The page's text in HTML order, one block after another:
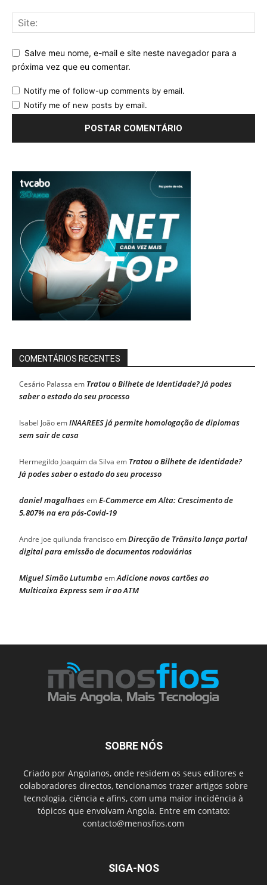
Salve meu nome, e-mail e site neste navegador para a
próxima vez que eu comentar.
Notify me of follow-up comments by email.
Notify me of new posts by email.
COMENTÁRIOS RECENTES
Cesário Palassa em Tratou o Bilhete de Identidade? Já podes
saber o estado do seu processo
Isabel JoãoemINAAREES já permite homologação de diplomas
sem sair de casa
Hermegildo Joaquim da Silva em Tratou o Bilhete de Identidade?
Já podes saber o estado do seu processo
daniel magalhaesemE-Commerce em Alta: Crescimento de
5.807% na era pós-Covid-19
Andre joe quilunda franciscoemDirecção de Trânsito lança portal
digital para emissão de documentos rodoviários
Miguel Simão LutumbaemAdicione novos cartões ao
Multicaixa Express sem ir ao ATM
SOBRE NÓS
Criado por Angolanos, onde residem os seus editores e
colaboradores directos, tencionamos trazer artigos sobre
tecnologia, ciência e afins, com uma maior incidência à
tópicos que envolvam Angola. Entre em contato:
contacto@menosfios.com
SIGA-NOS